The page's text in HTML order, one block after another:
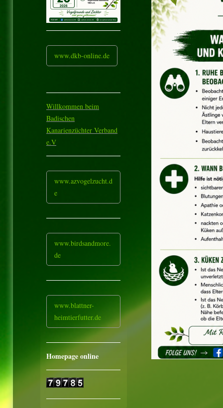
www.dkb-online.de
Willkommen beim
Badischen
Kanarienzüchter Verband
e.V
www.azvogelzucht.d
e
www.birdsandmore.
de
www. blattner-
heimtierfutter.de
Homepage online